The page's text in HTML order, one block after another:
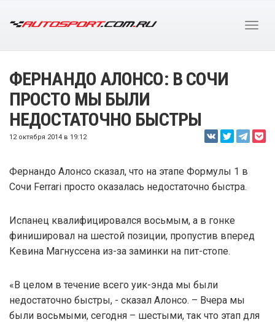
ФЕРНАНДО АЛОНСО: В СОЧИ
ПРОСТО МЫ БЫЛИ
НЕДОСТАТОЧНО БЫСТРЫ
12 октября 2014 в 19:12
Фернандо Алонсо сказал, что на этапе Формулы 1 в
Сочи Ferrari просто оказалась недостаточно быстра.
Испанец квалифицировался восьмым, а в гонке
финишировал на шестой позиции, пропустив вперед
Кевина Магнуссена из-за заминки на пит-стопе.
«В целом в течение всего уик-энда мы были
недостаточно быстры, - сказал Алонсо. – Вчера мы
были восьмыми, сегодня – шестыми, так что этап для